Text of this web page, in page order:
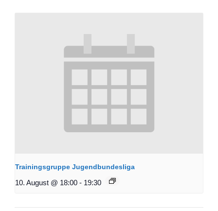
Trainingsgruppe Jugendbundesliga
10. August @ 18:00 - 19:30